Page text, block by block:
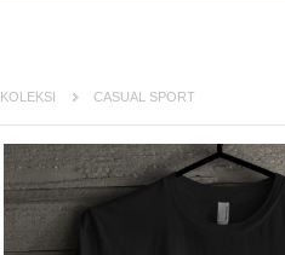
KOLEKSI CASUAL SPORT